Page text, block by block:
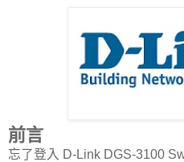
前言
忘了登入 D-Link DGS-3100